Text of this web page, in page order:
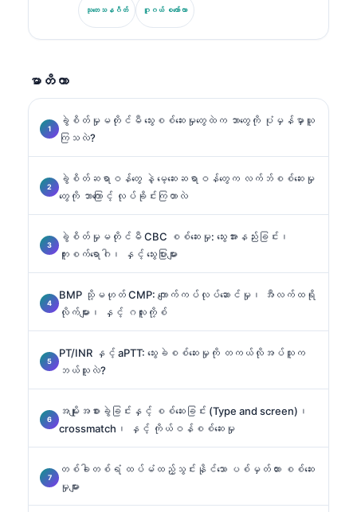
German Society for Clinical Chemistry ၏ ယခင်
ဥက္ကဋ္ဌဟောင်းဖြစ်ပြီး ရောဂါရှာဖွေရေး panel ခွဲခြမ်းစိတ်ဖြာ
သုတေသနဂိတ် ဂူဂယ် စကော်လာ
မာတိကာ
ခွဲစိတ်မှုမတိုင်မီ သွေးစစ်ဆေးမှုတွေထဲက ဘာတွေကို ပုံမှန်မှာယူ
ကြသလဲ?
ခွဲစိတ်ဆရာဝန်တွေ နဲ့ မေ့ဆေးဆရာဝန်တွေက လက်ဘ်စစ်ဆေးမှု
တွေကို ဘာကြောင့် လုပ်ခိုင်းကြတာလဲ
ခွဲစိတ်မှုမတိုင်မီ CBC စစ်ဆေးမှု: သွေးအားနည်းခြင်း၊
ကူးစက်ရောဂါ၊ နှင့် သွေးပြားများ
BMP သို့မဟုတ် CMP: ကျောက်ကပ်လုပ်ဆောင်မှု၊ အီလက်ထရို
လိုက်များ၊ နှင့် ဂလူးကို့စ်
PT/INR နှင့် aPTT: သွေးခဲစစ်ဆေးမှုကို တကယ်လိုအပ်သူက
ဘယ်သူလဲ?
အမျိုးအစားခွဲခြင်းနှင့် စစ်ဆေးခြင်း (Type and screen)၊
crossmatch၊ နှင့် ကိုယ်ဝန်စစ်ဆေးမှု
တစ်ခါတစ်ရံ ထပ်မံထည့်သွင်းနိုင်သော ပစ်မှတ်ထား စစ်ဆေး
မှုများ